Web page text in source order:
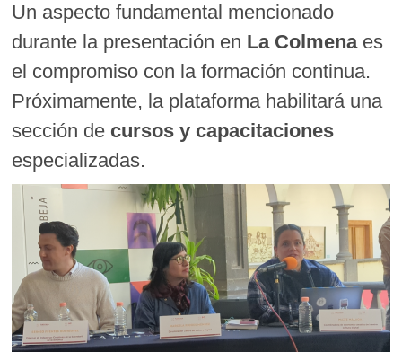
Un aspecto fundamental mencionado
durante la presentación en La Colmenaes
el compromiso con la formación continua.
Próximamente, la plataforma habilitará una
sección de cursos y capacitaciones
especializadas.